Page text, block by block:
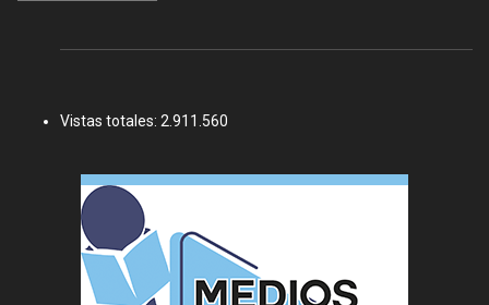
Vistas totales: 2.911.560